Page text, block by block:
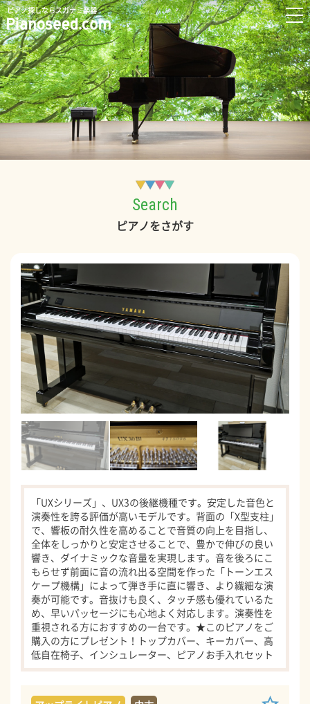
ピアノ探しならスガナミ楽器
Search
ピアノをさがす
「UXシリーズ」、UX3の後継機種です。安定した音色と
演奏性を誇る評価が高いモデルです。背面の「X型支柱」
で、響板の耐久性を高めることで音質の向上を目指し、
全体をしっかりと安定させることで、豊かで伸びの良い
響き、ダイナミックな音量を実現します。音を後ろにこ
もらせず前面に音の流れ出る空間を作った「トーンエス
ケープ機構」によって弾き手に直に響き、より繊細な演
奏が可能です。音抜けも良く、タッチ感も優れているた
め、早いパッセージにも心地よく対応します。演奏性を
重視される方におすすめの一台です。★このピアノをご
購入の方にプレゼント！トップカバー、キーカバー、高
低自在椅子、インシュレーター、ピアノお手入れセット